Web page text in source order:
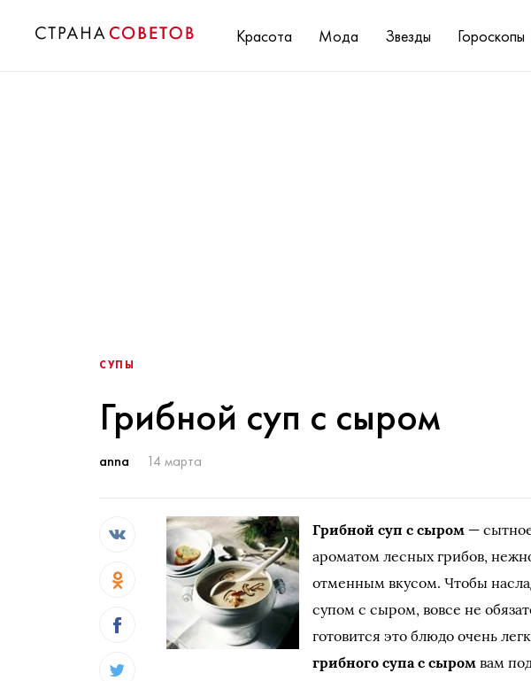
Красота Мода Звезды Гороскопы
СУПЫ
Грибной суп с сыром
anna 14 марта
Грибной суп с сыром —
ароматом лесных грибов,
отменным вкусом. Чтобы
супом с сыром, вовсе не
готовится это блюдо очень
грибного супа с сыром вам